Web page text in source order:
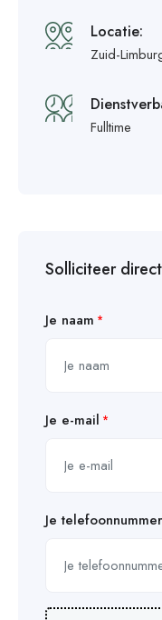
Locatie:
Zuid-
Fulltime
Solliciteer
Je naam
Je e-mail
Je telefoonnummer